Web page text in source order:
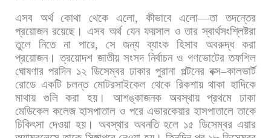
এসব
অর্থ কোথা থেকে এলো, কীভাবে এলো—তা
তদন্তের
প্রয়োজন রয়েছে। এসব অর্থ যেন ফয়সাল ও তার স্বার্থসংশ্লিষ্টরা
তুলে
নিতে না পারে, সে জন্য ব্যাংক হিসাব অবরুদ্ধ
করা
প্রয়োজন। ত্রয়োদশ জাতীয় সংসদ নির্বাচন ও গণভোটের তফশিল
ঘোষণার পরদিন ১২ ডিসেম্বর ঢাকার পুরানা পল্টনের বক্স–কালভার্ট
রোডে একটি চলন্ত মোটরসাইকেল থেকে রিকশায় থাকা হাদিকে
মাথায়
গুলি করা হয়। আশঙ্কাজনক অবস্থায় প্রথমে
ঢাকা
মেডিকেল কলেজ হাসপাতাল ও পরে এভারকেয়ার হাসপাতালে তাকে
চিকিৎসা দেওয়া হয়। অবস্থার অবনতি হলে ১৫ ডিসেম্বর এয়ার